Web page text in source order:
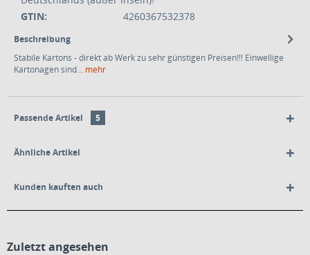
GTIN:
4260367532378
Beschreibung
Stabile Kartons - direkt ab Werk zu sehr günstigen Preisen!!! Einwellige
Kartonagen sind... mehr
Passende Artikel 5
Ähnliche Artikel
Kunden kauften auch
Zuletzt angesehen